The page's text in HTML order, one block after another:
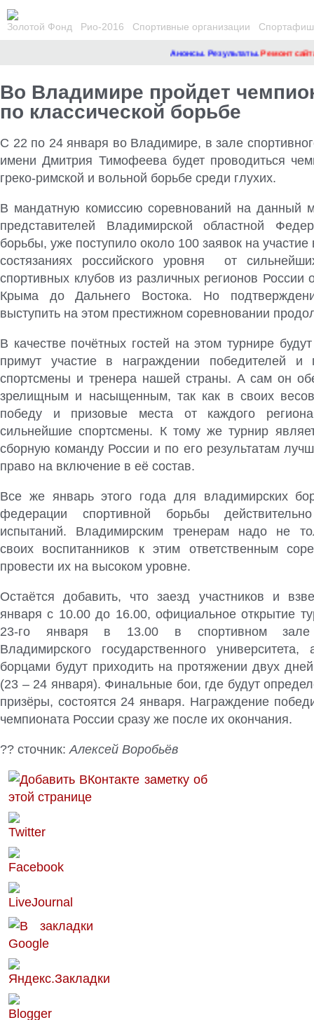
Золотой Фонд Рио-2016 Спортивные организации
Анонсы. Результаты.Ремонт сайта
Во Владимире пройдет
по классической борьбе
С 22 по 24 января во Владимире, в зале
имени Дмитрия Тимофеева будет проводиться
греко-римской и вольной борьбе среди глухих.
В мандатную комиссию соревнований на данный
представителей Владимирской областной
борьбы, уже поступило около 100 заявок на участие
состязаниях российского уровня от
спортивных клубов из различных регионов России
Крыма до Дальнего Востока. Но
выступить на этом престижном соревновании
В качестве почётных гостей на этом турнире
примут участие в награждении победителей и
спортсмены и тренера нашей страны. А сам он
зрелищным и насыщенным, так как в своих
победу и призовые места от каждого
сильнейшие спортсмены. К тому же турнир
сборную команду России и по его результатам
право на включение в её состав.
Все же январь этого года для владимирских
федерации спортивной борьбы
испытаний. Владимирским тренерам надо не
своих воспитанников к этим ответственным
провести их на высоком уровне.
Остаётся добавить, что заезд участников и
января с 10.00 до 16.00, официальное открытие
23-го января в 13.00 в спортивном зале
Владимирского государственного
борцами будут приходить на протяжении двух
(23 – 24 января). Финальные бои, где будут
призёры, состоятся 24 января. Награждение
чемпионата России сразу же после их окончания.
?? сточник: Алексей Воробьёв